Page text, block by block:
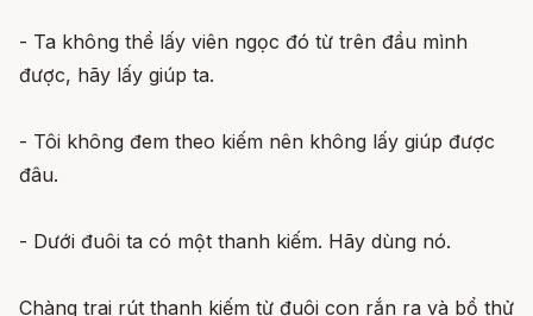
- Ta không thể lấy viên ngọc đó từ trên đầu mình
được, hãy lấy giúp ta.
- Tôi không đem theo kiếm nên không lấy giúp được
đâu.
- Dưới đuôi ta có một thanh kiếm. Hãy dùng nó.
Chàng trai rút thanh kiếm từ đuôi con rắn ra và bổ thử